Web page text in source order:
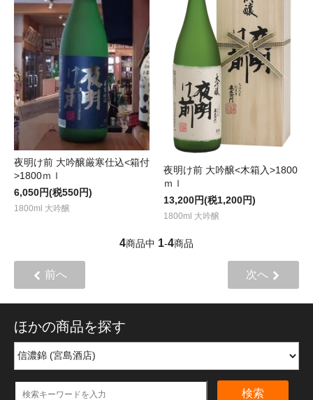
夜明け前 大吟醸厳寒仕込<箱付
>1800ｍｌ
6,050円(税550円)
1800ml 大吟醸
夜明け前 大吟醸<木箱入>1800
ｍｌ
13,200円(税1,200円)
1800ml 大吟醸
4商品中 1-4商品
前へ 次へ
ほかの商品を探す
検索